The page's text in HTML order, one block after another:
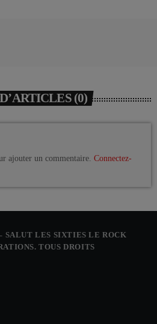
(0)
ajouter un commentaire. Connectez-
SALUT LES SIXTIES LE ROCK
TOUS DROITS